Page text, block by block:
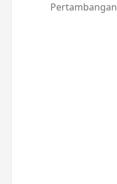
Pertambangan